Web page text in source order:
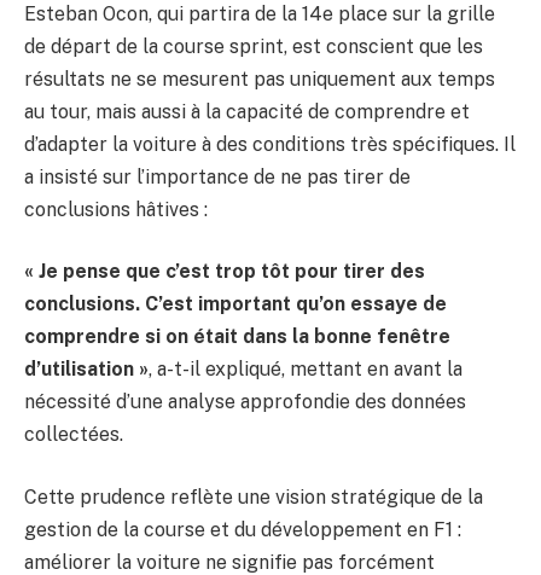
Esteban Ocon, qui partira de la 14e place sur la grille
de départ de la course sprint, est conscient que les
résultats ne se mesurent pas uniquement aux temps
au tour, mais aussi à la capacité de comprendre et
d’adapter la voiture à des conditions très spécifiques. Il
a insisté sur l’importance de ne pas tirer de
conclusions hâtives :
« Je pense que c’est trop tôt pour tirer des
conclusions. C’est important qu’on essaye de
comprendre si on était dans la bonne fenêtre
d’utilisation », a-t-il expliqué, mettant en avant la
nécessité d’une analyse approfondie des données
collectées.
Cette prudence reflète une vision stratégique de la
gestion de la course et du développement en F1 :
améliorer la voiture ne signifie pas forcément